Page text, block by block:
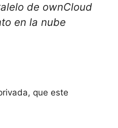
de ownCloud
en la nube
que este